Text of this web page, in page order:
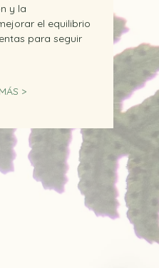
y la
el equilibrio
para seguir
>